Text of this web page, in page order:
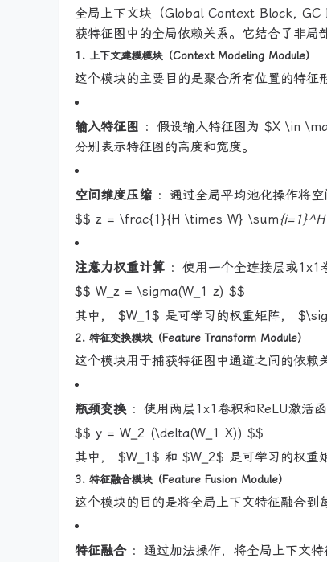
全局上下文块（Global Context Block,
获特征图中的全局依赖关系。它结合了非局
1. 上下文建模模块（Context Modeling Module）
这个模块的主要目的是聚合所有位置的特征
输入特征图 ：假设输入特征图为 $X \in
分别表示特征图的高度和宽度。
空间维度压缩 ：通过全局平均池化操作将
$$ z = \frac{1}{H \times W} \sum
注意力权重计算 ：使用一个全连接层或
$$ W_z = \sigma(W_1 z) $$
其中， $W_1$ 是可学习的权重矩阵，
2. 特征变换模块（Feature Transform Module）
这个模块用于捕获特征图中通道之间的依赖
瓶颈变换 ：使用两层1x1卷积和ReLU激活
$$ y = W_2 (\delta(W_1 X)) $$
其中， $W_1$ 和 $W_2$ 是可学习的权重
3. 特征融合模块（Feature Fusion Module）
这个模块的目的是将全局上下文特征融合到
特征融合：通过加法操作，将全局上下文